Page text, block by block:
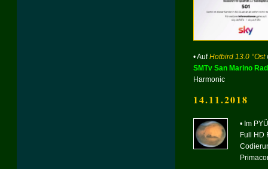
• AufHotbird 13.0 °Ost
SMTv San Marino
Harmonic
14.11.2018
• Im
Full HD